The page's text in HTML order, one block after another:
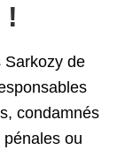
!
Sarkozy de
condamnés
ou